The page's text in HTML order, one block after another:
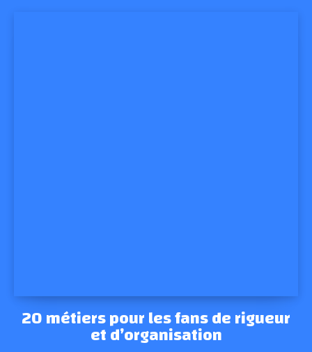
20 métiers pour les fans de rigueur
et d’organisation